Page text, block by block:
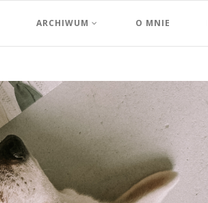
ARCHIWUM O MNIE